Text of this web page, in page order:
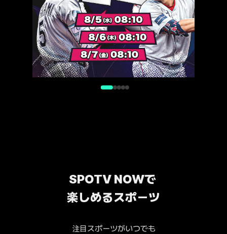
SPOTV NOWで
楽しめるスポーツ
注目スポーツがいつでも